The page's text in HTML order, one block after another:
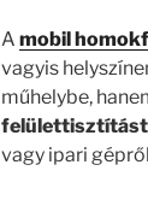
A mobil
vagyis
műhelybe,
felülettisztítást
vagy ipari